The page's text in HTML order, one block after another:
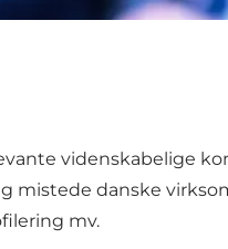
videnskabelige
mistede danske
mv.